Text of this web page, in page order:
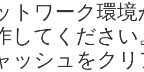
ワーク環境
してください
シュをクリ